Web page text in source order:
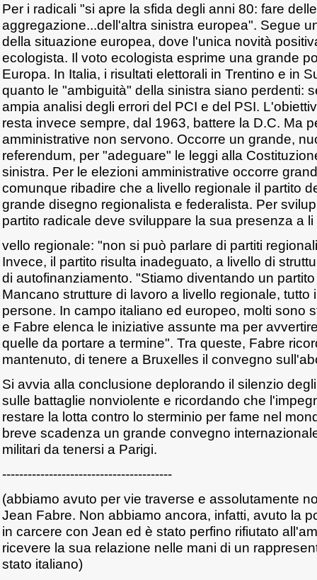
Per i radicali "si apre la sfida degli anni 80: fare
aggregazione...dell'altra sinistra europea". Segue
della situazione europea, dove l'unica novità
ecologista. Il voto ecologista esprime una grande
Europa. In Italia, i risultati elettorali in Trentino e in
quanto le "ambiguità" della sinistra siano perdenti:
ampia analisi degli errori del PCI e del PSI.
resta invece sempre, dal 1963, battere la D.C. Ma
amministrative non servono. Occorre un grande,
referendum, per "adeguare" le leggi alla
sinistra. Per le elezioni amministrative occorre
comunque ribadire che a livello regionale il partito
grande disegno regionalista e federalista. Per
partito radicale deve sviluppare la sua presenza a li
vello regionale: "non si può parlare di partiti
Invece, il partito risulta inadeguato, a livello di
di autofinanziamento. "Stiamo diventando un
Mancano strutture di lavoro a livello regionale,
persone. In campo italiano ed europeo, molti sono
e Fabre elenca le iniziative assunte ma per
quelle da portare a termine". Tra queste, Fabre
mantenuto, di tenere a Bruxelles il convegno
Si avvia alla conclusione deplorando il silenzio
sulle battaglie nonviolente e ricordando che
restare la lotta contro lo sterminio per fame nel
breve scadenza un grande convegno
militari da tenersi a Parigi.
----------------------------------------
(abbiamo avuto per vie traverse e assolutamente
Jean Fabre. Non abbiamo ancora, infatti, avuto la
in carcere con Jean ed è stato perfino rifiutato
ricevere la sua relazione nelle mani di un
stato italiano)